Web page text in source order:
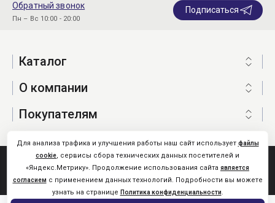
Обратный звонок
Пн – Вс 10:00 - 20:00
Подписаться
Каталог
О компании
Покупателям
Nistone.Ru © 2026
Карта сайта
Для анализа трафика и улучшения работы наш сайт использует файлы
cookie, сервисы сбора технических данных посетителей и
«Яндекс.Метрику». Продолжение использования сайта является
согласием с применением данных технологий. Подробности вы можете
узнать на странице Политика конфиденциальности.